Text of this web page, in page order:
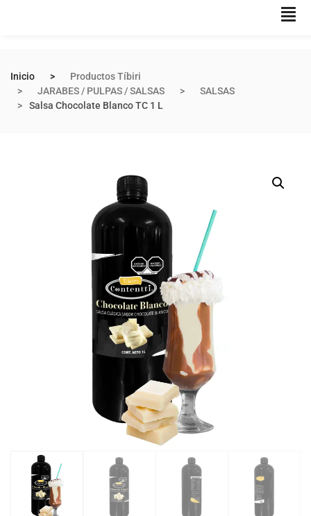
Inicio
Productos Tíbiri
JARABES / PULPAS / SALSAS
SALSAS
Salsa Chocolate Blanco TC 1 L